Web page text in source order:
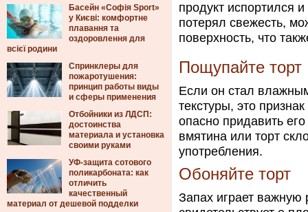
Басейн «Софія Sport»
у Києві: комфортне
плавання та
оздоровлення для
всієї родини
Спринклеры для
пожаротушения:
принцип работы виды
и сферы применения
Отбойники из ЛДСП:
достоинства
материала и установка
своими руками
УФ-защита сотового
поликарбоната: как
отличить
качественный
материал от дешевой подделки
продукт испортился
потерял свежесть,
поверхность, что
Пощупайте торт
Если он стал
текстуры, это
опасно придавить
вмятина или торт
употребления.
Обоняйте торт
Запах играет важную